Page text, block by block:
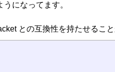
になってます。
との互換性を持たせること